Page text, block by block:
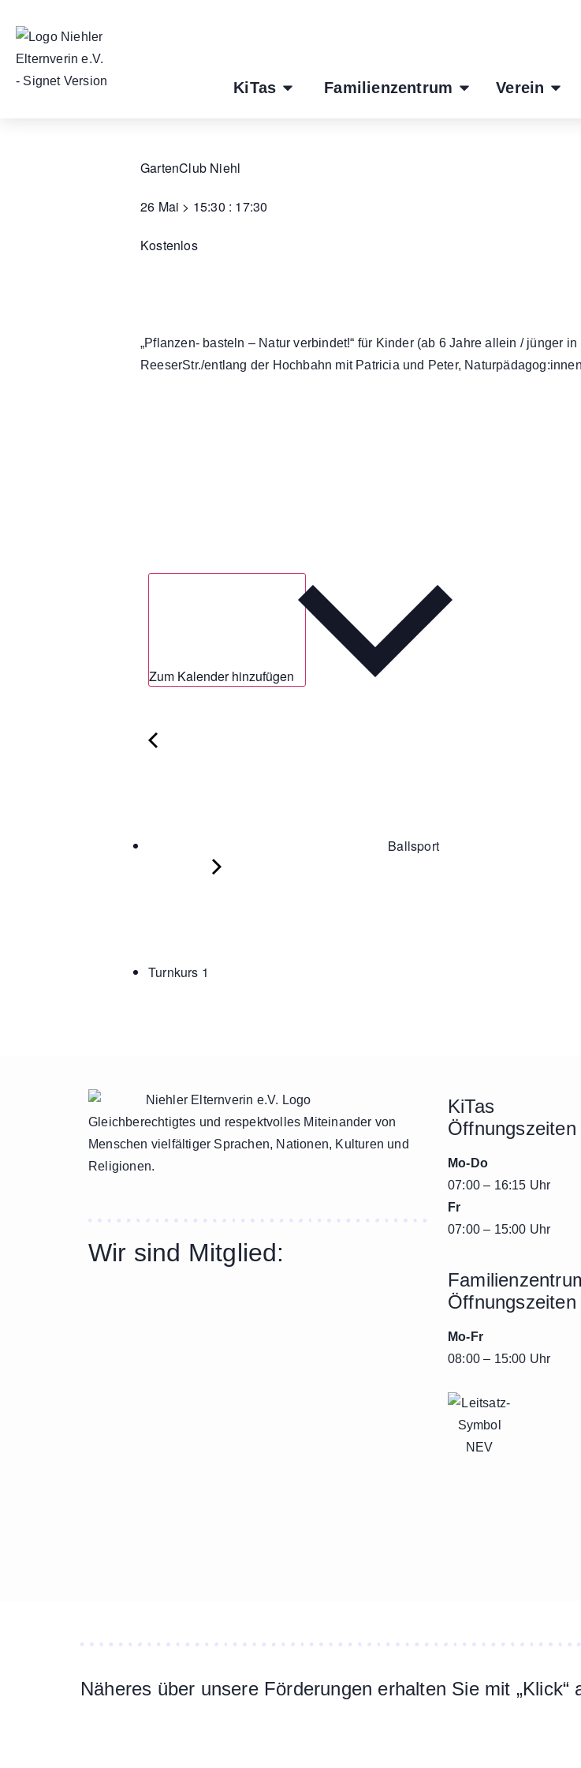
KiTas Familienzentrum Verein
GartenClub Niehl
26 Mai > 15:30 : 17:30
Kostenlos
„Pflanzen- basteln – Natur verbindet!“ für Kinder (ab 6 Jahre allein / jünger
ReeserStr./entlang der Hochbahn mit Patricia und Peter,
Zum Kalender hinzufügen
Ballsport
Turnkurs 1
Gleichberechtigtes und respektvolles Miteinander von
Menschen vielfältiger Sprachen, Nationen, Kulturen und
Religionen.
Wir sind Mitglied:
KiTas
Öffnungszeiten
Mo-Do
07:00 – 16:15 Uhr
Fr
07:00 – 15:00 Uhr
Öffnungszeiten
Mo-Fr
08:00 – 15:00 Uhr
Näheres über unsere Förderungen erhalten Sie mit